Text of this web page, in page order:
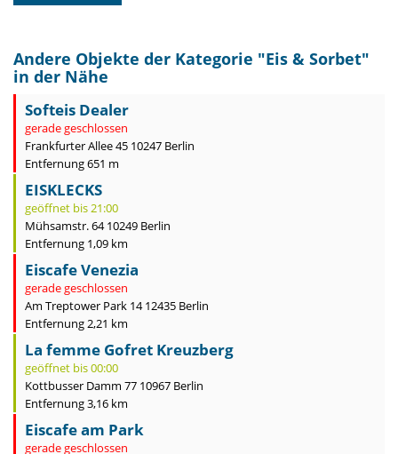
Andere Objekte der Kategorie "Eis & Sorbet"
in der Nähe
Softeis Dealer
gerade geschlossen
Frankfurter Allee 45 10247 Berlin
Entfernung 651 m
EISKLECKS
geöffnet bis 21:00
Mühsamstr. 64 10249 Berlin
Entfernung 1,09 km
Eiscafe Venezia
gerade geschlossen
Am Treptower Park 14 12435 Berlin
Entfernung 2,21 km
La femme Gofret Kreuzberg
geöffnet bis 00:00
Kottbusser Damm 77 10967 Berlin
Entfernung 3,16 km
Eiscafe am Park
gerade geschlossen